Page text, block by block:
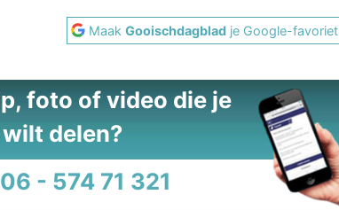
MaakGooischdagblad je Google-favoriet
foto of video die je
delen?
06 - 574 71 321